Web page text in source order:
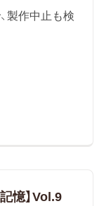
製作中止も検
憶】Vol.9